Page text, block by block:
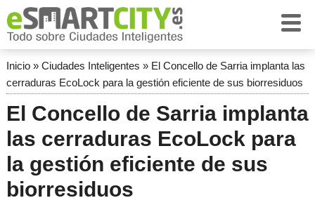
Inicio» Ciudades Inteligentes » El Concello de Sarria implanta las
cerraduras EcoLock para la gestión eficiente de sus biorresiduos
El Concello de Sarria implanta
las cerraduras EcoLock para
la gestión eficiente de sus
biorresiduos